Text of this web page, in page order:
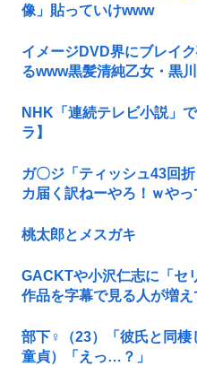
像」貼っていけwww
イメージDVD界にブレイ
るwww黒髪清純乙女・黒
NHK「連続テレビ小説」
ラ】
ガ〇ジ「ティッシュ43回
カ届く訳ねーやろ！ｗやっ
桃太郎とメスガキ
GACKTや小沢仁志に「セ
作品を字幕で見る人が増
部下♀（23）「彼氏と同棲
童貞）「えっ…？」